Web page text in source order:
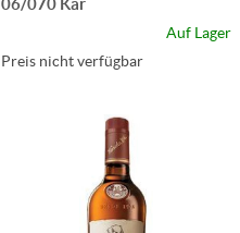
Auf Lager
Preis nicht verfügbar